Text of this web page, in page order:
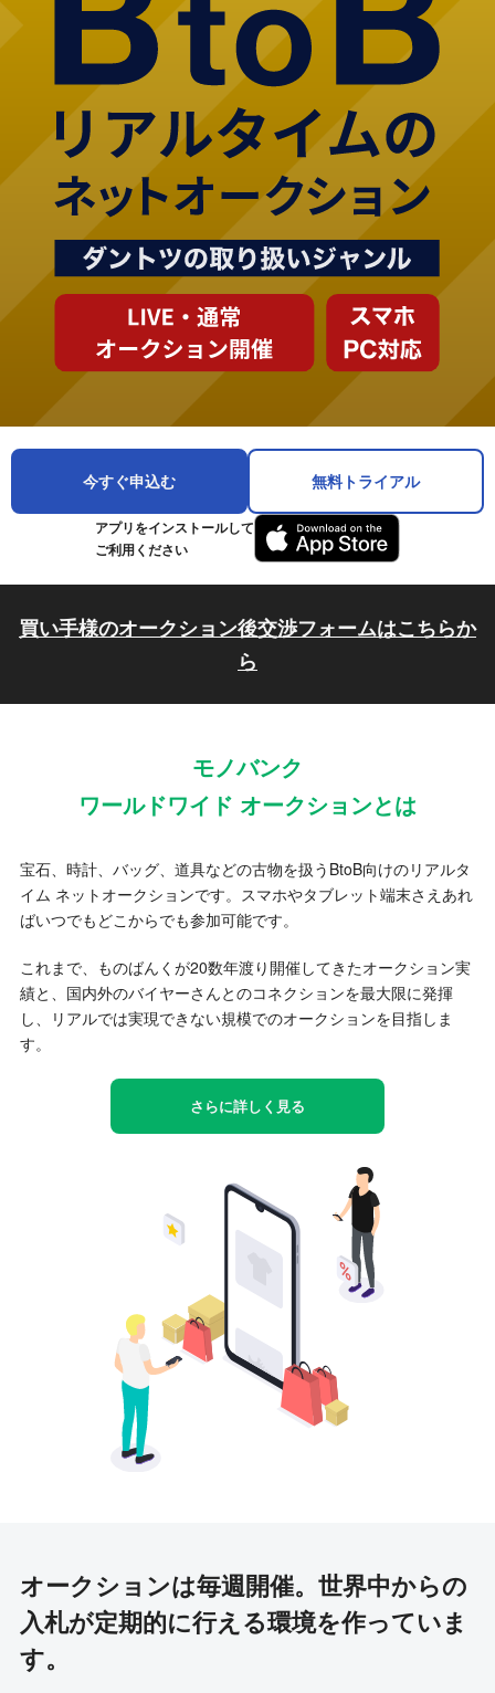
今すぐ申込む 無料トライアル
アプリをインストールして
ご利用ください
買い手様のオークション後交渉フォームはこちらか
ら
モノバンク
ワールドワイド オークションとは
宝石、時計、バッグ、道具などの古物を扱うBtoB向けのリアルタ
イム ネットオークションです。スマホやタブレット端末さえあれ
ばいつでもどこからでも参加可能です。
これまで、ものばんくが20数年渡り開催してきたオークション実
績と、国内外のバイヤーさんとのコネクションを最大限に発揮
し、リアルでは実現できない規模でのオークションを目指しま
す。
さらに詳しく見る
オークションは毎週開催。 世界中からの
入札が定期的に行える環境を作っていま
す。